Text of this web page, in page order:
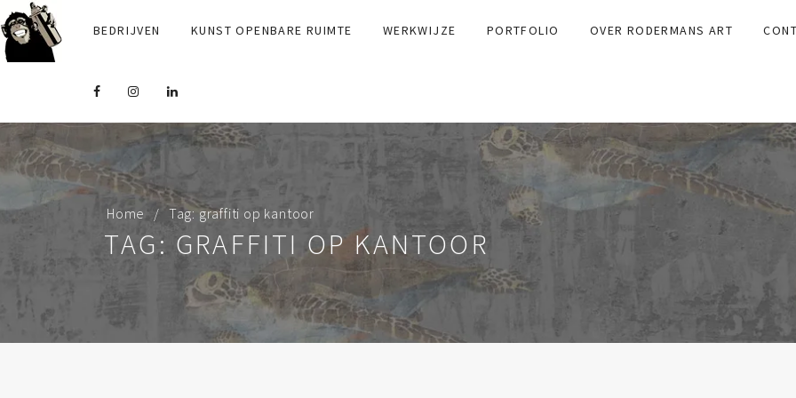
BEDRIJVEN KUNST OPENBARE RUIMTE WERKWIJZE PORTFOLIO OVER RODERMANS ART
Home Tag: graffiti op kantoor
TAG: GRAFFITI OP KANTOOR